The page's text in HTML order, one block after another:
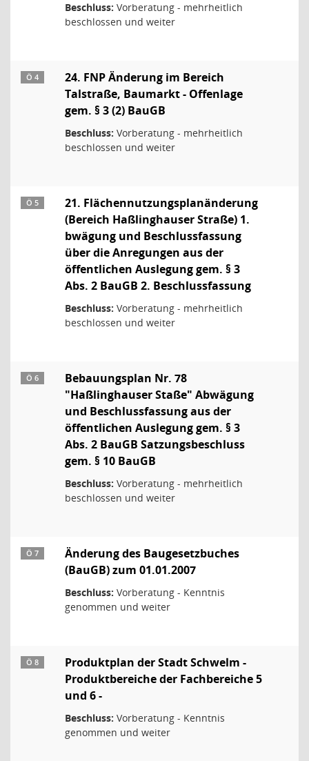
Beschluss: Vorberatung - mehrheitlich
beschlossen und weiter
Ö 4
24. FNP Änderung im Bereich
Talstraße, Baumarkt - Offenlage
gem. § 3 (2) BauGB
Beschluss: Vorberatung - mehrheitlich
beschlossen und weiter
Ö 5
21. Flächennutzungsplanänderung
(Bereich Haßlinghauser Straße) 1.
bwägung und Beschlussfassung
über die Anregungen aus der
öffentlichen Auslegung gem. § 3
Abs. 2 BauGB 2. Beschlussfassung
Beschluss: Vorberatung - mehrheitlich
beschlossen und weiter
Ö 6
Bebauungsplan Nr. 78
"Haßlinghauser Staße" Abwägung
und Beschlussfassung aus der
öffentlichen Auslegung gem. § 3
Abs. 2 BauGB Satzungsbeschluss
gem. § 10 BauGB
Beschluss: Vorberatung - mehrheitlich
beschlossen und weiter
Ö 7
Änderung des Baugesetzbuches
(BauGB) zum 01.01.2007
Beschluss: Vorberatung - Kenntnis
genommen und weiter
Ö 8
Produktplan der Stadt Schwelm -
Produktbereiche der Fachbereiche 5
und 6 -
Beschluss: Vorberatung - Kenntnis
genommen und weiter